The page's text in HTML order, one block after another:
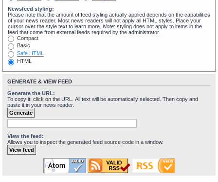
Newsfeed styling:
Please note that the amount of feed styling actually applied depends on the capabilities
of your news reader. Most news readers will not apply all HTML styles. Place your
cursor over the style text to learn more. Note: styling does not apply to items in the
feed that come from external feeds required by the administrator.
Compact
Basic
Safe HTML
HTML
GENERATE & VIEW FEED
Generate the URL:
To copy it, click on the URL. All text will be automatically selected. Then copy and
paste it in your news reader.
View the feed:
Allows you to inspect the generated feed source code in a window.